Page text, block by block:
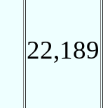
22,189